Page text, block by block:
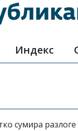
Индекс
сумира разлоге